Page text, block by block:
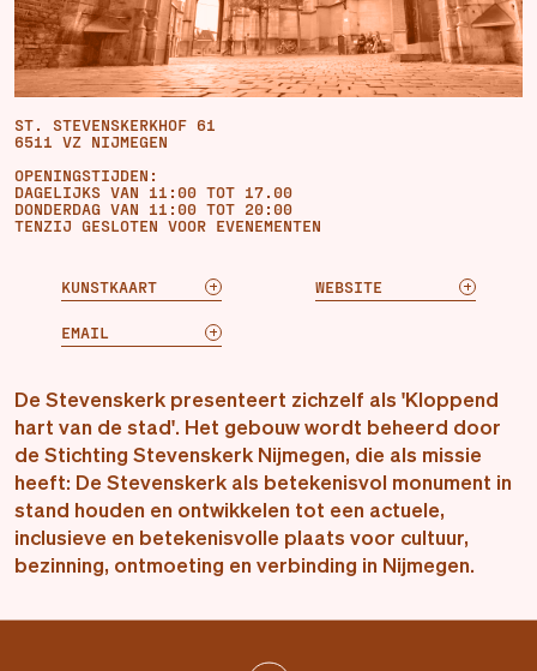
ST. STEVENSKERKHOF 61
6511 VZ NIJMEGEN
OPENINGSTIJDEN:
DAGELIJKS VAN 11:00 TOT 17.00
DONDERDAG VAN 11:00 TOT 20:00
TENZIJ GESLOTEN VOOR EVENEMENTEN
KUNSTKAART WEBSITE
EMAIL
De Stevenskerk presenteert zichzelf als 'Kloppend
hart van de stad'. Het gebouw wordt beheerd door
de Stichting Stevenskerk Nijmegen, die als missie
heeft: De Stevenskerk als betekenisvol monument in
stand houden en ontwikkelen tot een actuele,
inclusieve en betekenisvolle plaats voor cultuur,
bezinning, ontmoeting en verbinding in Nijmegen.